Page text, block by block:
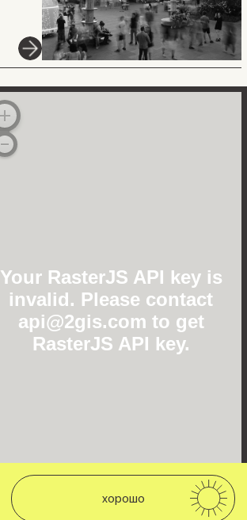
Открыть в 2ГИС
Your RasterJS API key is
invalid. Please contact
api@2gis.com to get
RasterJS API key.
хорошо